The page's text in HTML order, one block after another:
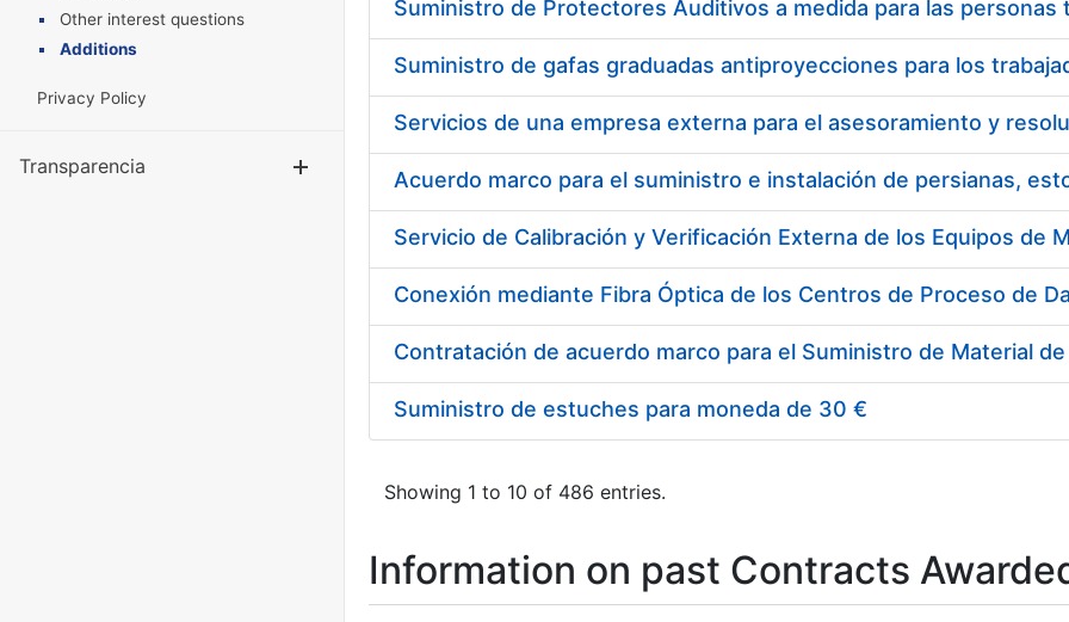
Other interest questions
Additions
Privacy Policy
Transparencia Show/Hide
Acuerdo marco para el suministro e instalación de persianas,
Suministro de estuches para moneda de 30 €
Showing 1 to 10 of 486 entries.
Information on past Contracts